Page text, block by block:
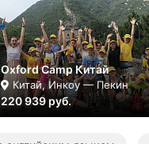
Oxford Camp Китай
Китай, Инкоу — Пекин
220 939 руб.